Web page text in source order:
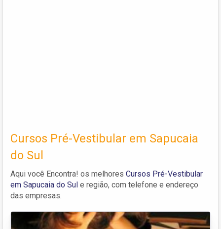
Cursos Pré-Vestibular em Sapucaia
do Sul
Aqui você Encontra! os melhores Cursos Pré-Vestibular
em Sapucaia do Sul e região, com telefone e endereço
das empresas.